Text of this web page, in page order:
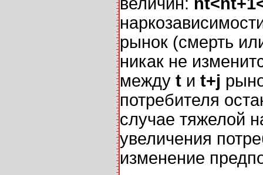
рынок (смерть
никак не
между t и t+j
потребителя
случае тяжелой
увеличения
изменение